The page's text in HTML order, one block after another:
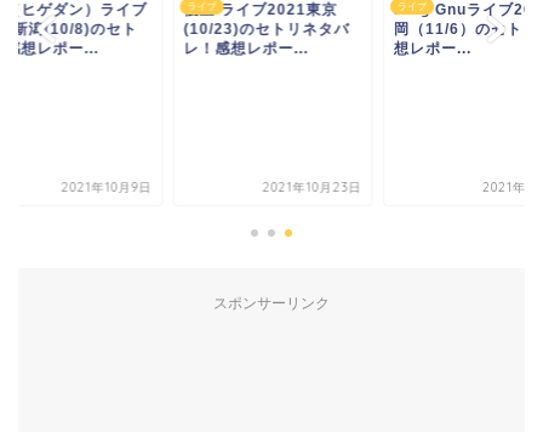
（ヒゲダン）ライブ
新潟(10/8)のセト
感想レポー...
2021年10月9日
ライブ
優里 ライブ2021東京
(10/23)のセトリネタバ
レ！感想レポー...
2021年10月23日
ライブ
King Gnuライブ
岡（11/6）のセトリ
想レポー...
2021年11
スポンサーリンク